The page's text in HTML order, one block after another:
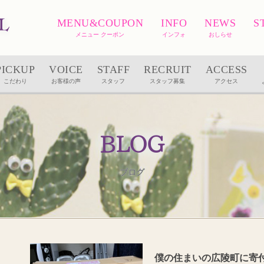
MENU&COUPON
メニュー クーポン
INFO
インフォ
NEWS
おしらせ
こだわり
VOICE
お客様の声
STAFF
スタッフ
RECRUIT
スタッフ募集
ACCESS
アクセス
BLOG
ブログ
僕の住まいの広陵町に寄